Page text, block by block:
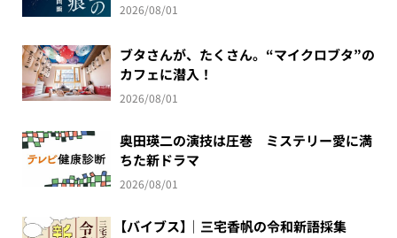
2026/08/01
ブタさんが、たくさん。“マイクロブタ”の
カフェに潜入！
2026/08/01
奥田瑛二の演技は圧巻 ミステリー愛に満
ちた新ドラマ
2026/08/01
【バイブス】｜三宅香帆の令和新語採集